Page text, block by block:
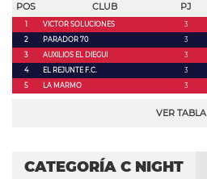
POS CLUB PJ
1 VICTOR SOLUCIONES 3
2
PARADOR 70 3
3
AUXILIOS EL DIEGUI 3
4
EL REJUNTE F.C. 3
5
LA MARMO 3
VER TABLA
CATEGORÍA C NIGHT